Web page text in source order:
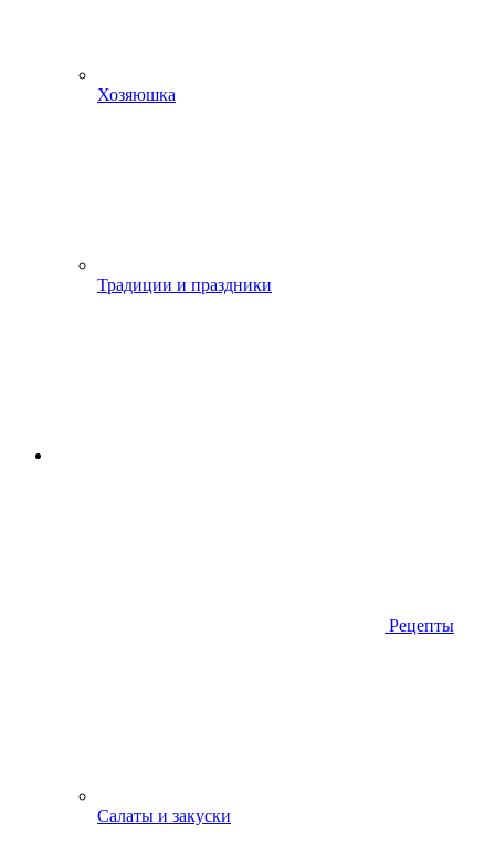
Хозяюшка
Традиции и праздники
Рецепты
Салаты и закуски